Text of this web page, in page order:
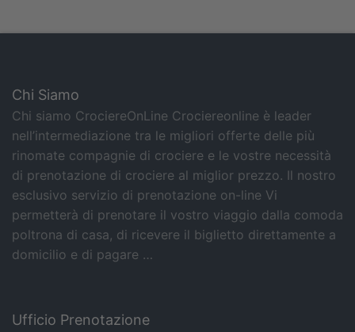
Chi Siamo
Chi siamo CrociereOnLine Crociereonline è leader
nell’intermediazione tra le migliori offerte delle più
rinomate compagnie di crociere e le vostre necessità
di prenotazione di crociere al miglior prezzo. Il nostro
esclusivo servizio di prenotazione on-line Vi
permetterà di prenotare il vostro viaggio dalla comoda
poltrona di casa, di ricevere il biglietto direttamente a
domicilio e di pagare …
Ufficio Prenotazione